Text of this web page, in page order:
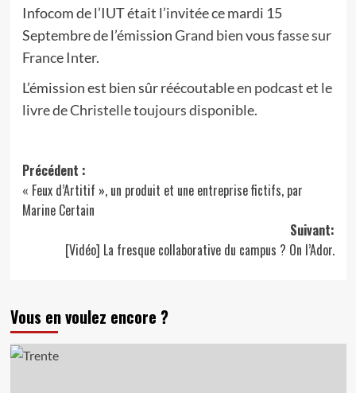
Infocom de l’IUT était l’invitée ce mardi 15
Septembre de l’émissionGrand bien vous fasse sur
France Inter.
L’émission est bien sûrréécoutable en podcastet le
livre de Christelle toujours disponible.
Navigation
d’article
Précédent :
« Feux d’Artitif », un produit et une entreprise fictifs, par
Marine Certain
Suivant:
[Vidéo] La fresque collaborative du campus ? On l’Ador.
Vous en voulez encore ?